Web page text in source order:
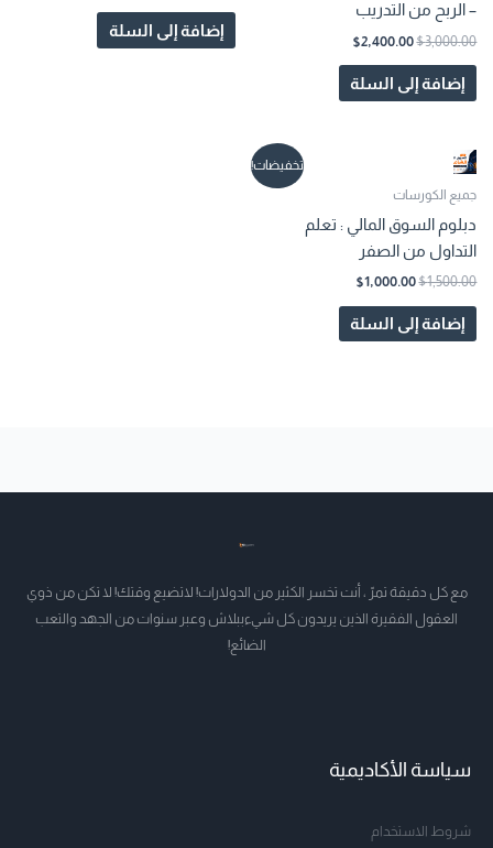
– الربح من التدريب
$3,000.00
$2,400.00
إضافة إلى السلة
إضافة إلى السلة
تخفيضات!
جميع الكورسات
دبلوم السوق المالي : تعلم
التداول من الصفر
$1,500.00
هو:
$1,000.00
إضافة إلى السلة
مع كل دقيقة تمرّ ، أنت تخسر الكثير من الدولارات! لاتضيع وقتك! لا تكن من ذوي
العقول الفقيرة الذين يريدون كل شيءببلاش وعبر سنوات من الجهد والتعب
الضائع!
سياسة الأكاديمية
شروط الاستخدام